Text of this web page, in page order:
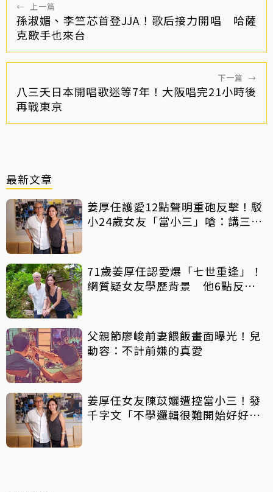
← 上一篇
孫淑媚、李竺芯首登JJA！歌后接力開唱 哈薩
克歌手也來台
下一篇 →
八三夭日本開唱歌迷等7年！大阪唱完21小時後
再戰東京
最新文章
姜厚任護愛12點聲明重砲反擊！駁
小24歲女友「當小三」嗆：講三
71歲姜厚任認愛爆「七世重逢」！
網質疑女友學歷背景 他6點反
父親節廖峻前妻餵飯畫面曝光！兒
動容：不計前嫌的真愛
姜厚任女友陳苡孋遭控當小三！發
千字文「不學邏輯很難開始好好